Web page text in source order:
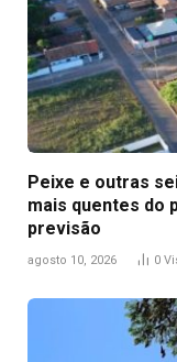
Peixe e outras
mais quentes do
previsão
agosto 10, 2026 0